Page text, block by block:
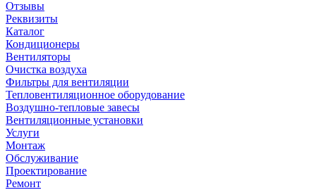
Отзывы
Реквизиты
Каталог
Кондиционеры
Вентиляторы
Очистка воздуха
Фильтры для вентиляции
Тепловентиляционное оборудование
Воздушно-тепловые завесы
Вентиляционные установки
Услуги
Монтаж
Обслуживание
Проектирование
Ремонт